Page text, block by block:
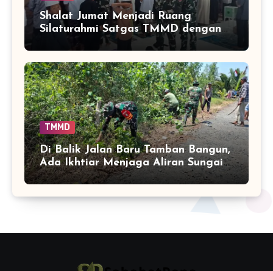
Shalat Jumat Menjadi Ruang
Silaturahmi Satgas TMMD dengan
Warga Tamban Bangun
TMMD
Di Balik Jalan Baru Tamban Bangun,
Ada Ikhtiar Menjaga Aliran Sungai
Tetap Hidup